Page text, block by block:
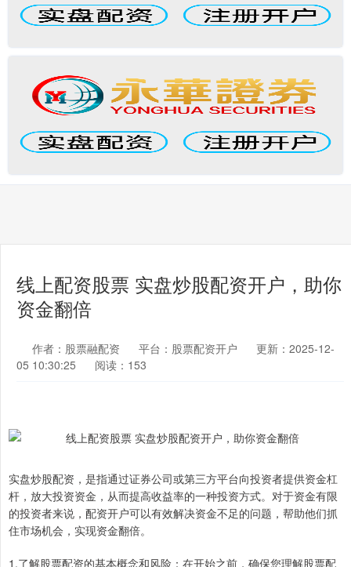
线上配资股票 实盘炒股配资开户，助你
资金翻倍
作者：股票融配资 平台：股票配资开户
更新：2025-12-
05 10:30:25
阅读：153
实盘炒股配资，是指通过证券公司或第三方平台向投资者提供资金杠
杆，放大投资资金，从而提高收益率的一种投资方式。对于资金有限
的投资者来说，配资开户可以有效解决资金不足的问题，帮助他们抓
住市场机会，实现资金翻倍。
1.了解股票配资的基本概念和风险：在开始之前，确保您理解股票配